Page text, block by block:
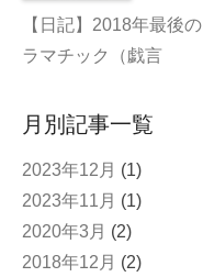
【日記】2018年最後
ラマチック（戯言
月別記事一覧
2023年12月 (1)
2023年11月 (1)
2020年3月 (2)
2018年12月 (2)